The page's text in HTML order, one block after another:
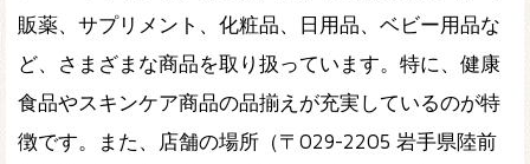
販薬、サプリメント、化粧品、日用品、ベビー用品な
ど、さまざまな商品を取り扱っています。特に、健康
食品やスキンケア商品の品揃えが充実しているのが特
徴です。また、店舗の場所（〒029-2205 岩手県陸前